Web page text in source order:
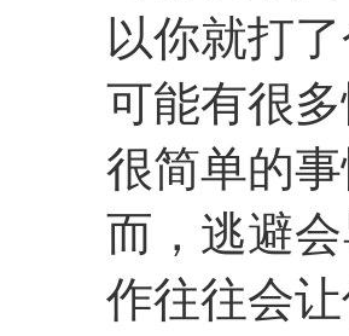
以你就打了
可能有很
很简单的
而，逃避
作往往会